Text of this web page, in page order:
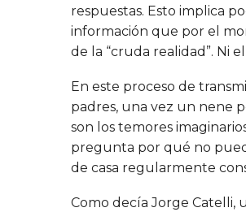
respuestas. Esto implica
información que por el
de la “cruda realidad”. Ni
En este proceso de
padres, una vez un nene
son los temores
pregunta por qué no
de casa regularmente
Como decía Jorge Catelli,